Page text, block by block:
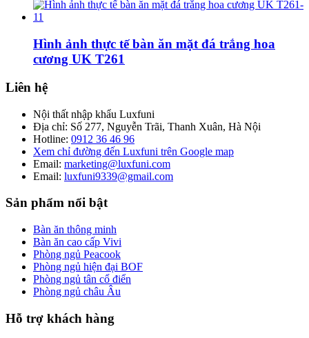
Hình ảnh thực tế bàn ăn mặt đá trắng hoa
cương UK T261
Liên hệ
Nội thất nhập khẩu Luxfuni
Địa chỉ: Số 277, Nguyễn Trãi, Thanh Xuân, Hà Nội
Hotline: 0912 36 46 96
Xem chỉ đường đến Luxfuni trên Google map
Email: marketing@luxfuni.com
Email: luxfuni9339@gmail.com
Sản phẩm nổi bật
Bàn ăn thông minh
Bàn ăn cao cấp Vivi
Phòng ngủ Peacook
Phòng ngủ hiện đại BOF
Phòng ngủ tân cổ điển
Phòng ngủ châu Âu
Hỗ trợ khách hàng